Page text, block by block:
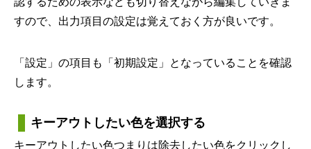
すので、出力項目の設定は覚えておく方が良いです。
「設定」の項目も「初期設定」となっていることを確認
します。
キーアウトしたい色を選択する
キーアウトしたい色つまりは除去したい色をクリックし